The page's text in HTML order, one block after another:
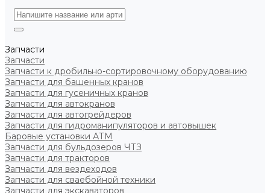
Запчасти
Запчасти
Запчасти к дробильно-сортировочному оборудованию
Запчасти для башенных кранов
Запчасти для гусеничных кранов
Запчасти для автокранов
Запчасти для автогрейдеров
Запчасти для гидроманипуляторов и автовышек
Баровые установки АТМ
Запчасти для бульдозеров ЧТЗ
Запчасти для тракторов
Запчасти для вездеходов
Запчасти для сваебойной техники
Запчасти для экскаваторов